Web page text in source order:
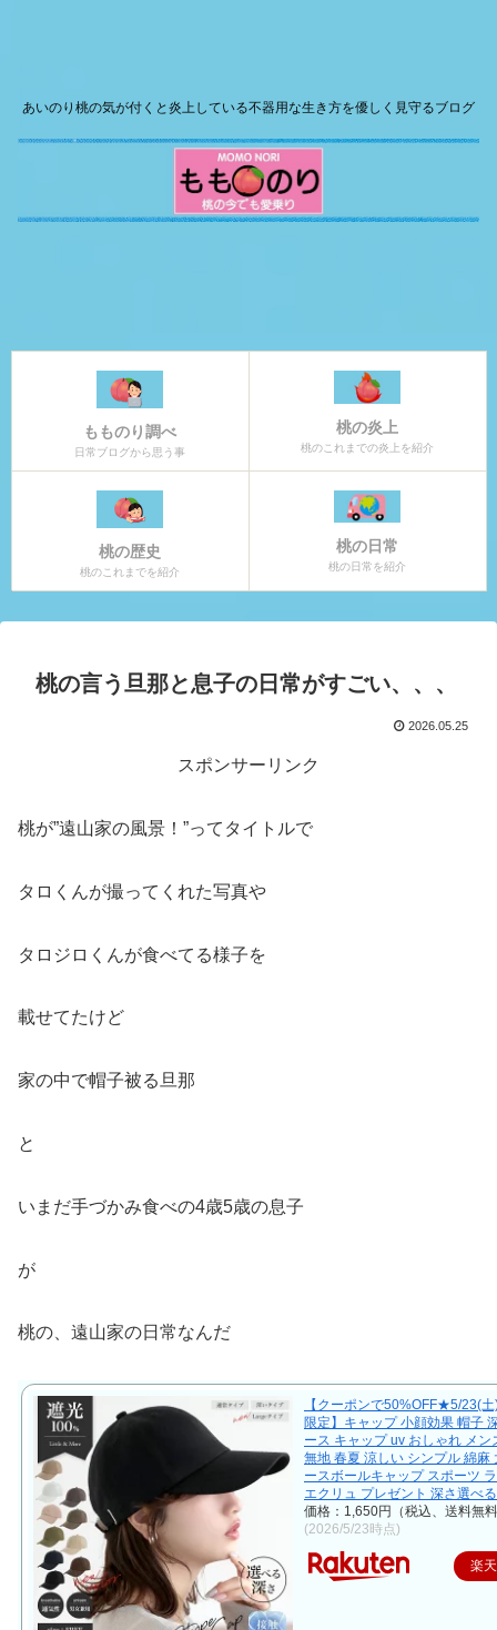
あいのり桃の気が付くと炎上している不器用な生き方を優しく見守るブログ
もものり調べ
日常ブログから思う事
桃の炎上
桃のこれまでの炎上を紹介
桃の歴史
桃のこれまでを紹介
桃の日常
桃の日常を紹介
桃の言う旦那と息子の日常がすごい、、、
2026.05.25
スポンサーリンク
桃が”遠山家の風景！”ってタイトルで
タロくんが撮ってくれた写真や
タロジロくんが食べてる様子を
載せてたけど
家の中で帽子被る旦那
と
いまだ手づかみ食べの4歳5歳の息子
が
桃の、遠山家の日常なんだ
【クーポンで50%OFF★5/23(
限定】キャップ 小顔効果 帽子
ース キャップ uv おしゃれ メン
無地 春夏 涼しい シンプル 綿麻
ースボールキャップ スポーツ
エクリュ プレゼント 深さ選べる
価格：1,650円（税込、送料無
(2026/5/23時点)
楽